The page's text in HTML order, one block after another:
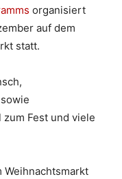
organisiert
auf dem
statt.
Fest und viele